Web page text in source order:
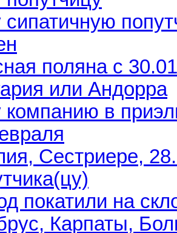
поляна с
или Андорра
в
Сестриере,
покатили на
Карпаты,